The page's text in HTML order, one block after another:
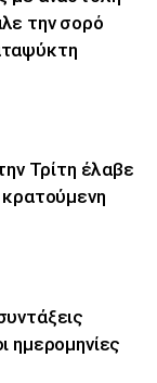
την σορό
Τρίτη έλαβε
κρατούμενη
ημερομηνίες